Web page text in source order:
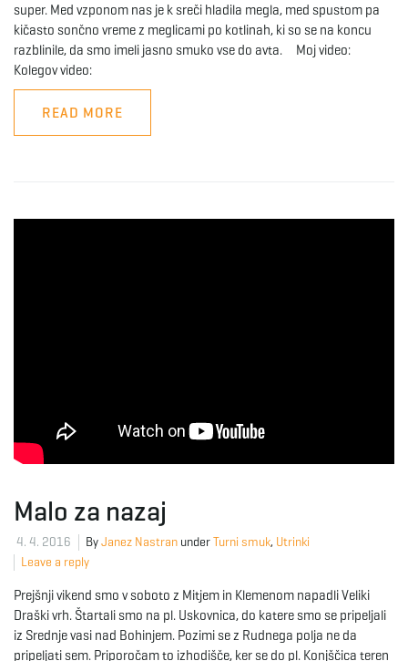
super. Med vzponom nas je k sreči hladila megla, med spustom pa
kičasto sončno vreme z meglicami po kotlinah, ki so se na koncu
razblinile, da smo imeli jasno smuko vse do avta. Moj video:
Kolegov video:
READ MORE
Malo za nazaj
4. 4. 2016 ByJanez Nastran underTurni smuk, Utrinki
Leave a reply
Prejšnji vikend smo v soboto z Mitjem in Klemenom napadli Veliki
Draški vrh. Štartali smo na pl. Uskovnica, do katere smo se pripeljali
iz Srednje vasi nad Bohinjem. Pozimi se z Rudnega polja ne da
pripeljati sem. Priporočam to izhodišče, ker se do pl. Konjščica teren